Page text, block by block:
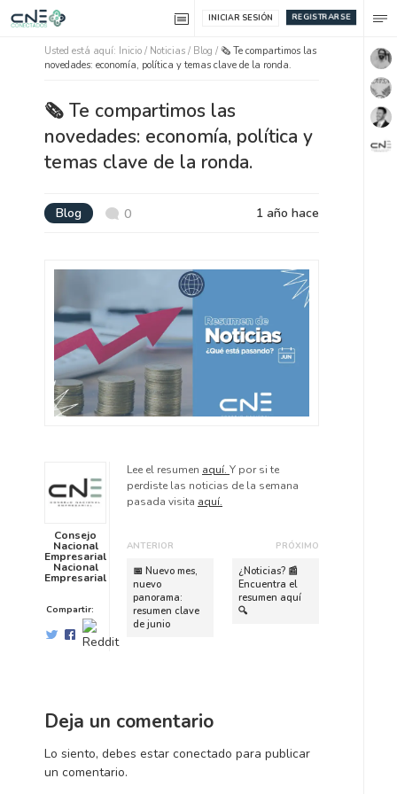
REGISTRARSE
INICIAR SESIÓN
Usted está aquí: Inicio / Noticias / Blog / 🗞️ Te compartimos las
novedades: economía, política y temas clave de la ronda.
🗞️ Te compartimos las
novedades: economía, política y
temas clave de la ronda.
Blog 0 1 año hace
Consejo
Nacional
Empresarial
Nacional
Empresarial
Compartir:
Lee el resumen aquí. Y por si te
perdiste las noticias de la semana
pasada visita aquí.
ANTERIOR
i
n
a
📅 Nuevo mes,
nuevo
panorama:
resumen clave
de junio
PRÓXIMO
g
u
¿Noticias? 📰
Encuentra el
resumen aquí
🔍
Deja un comentario
Lo siento, debes estar conectado para publicar
un comentario.